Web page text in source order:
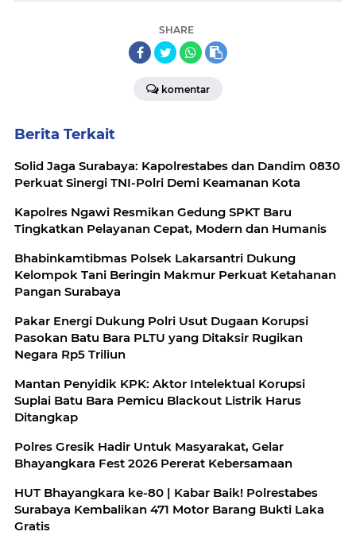
SHARE
komentar
Berita Terkait
Solid Jaga Surabaya: Kapolrestabes dan Dandim 0830
Perkuat Sinergi TNI-Polri Demi Keamanan Kota
Kapolres Ngawi Resmikan Gedung SPKT Baru
Tingkatkan Pelayanan Cepat, Modern dan Humanis
Bhabinkamtibmas Polsek Lakarsantri Dukung
Kelompok Tani Beringin Makmur Perkuat Ketahanan
Pangan Surabaya
Pakar Energi Dukung Polri Usut Dugaan Korupsi
Pasokan Batu Bara PLTU yang Ditaksir Rugikan
Negara Rp5 Triliun
Mantan Penyidik KPK: Aktor Intelektual Korupsi
Suplai Batu Bara Pemicu Blackout Listrik Harus
Ditangkap
Polres Gresik Hadir Untuk Masyarakat, Gelar
Bhayangkara Fest 2026 Pererat Kebersamaan
HUT Bhayangkara ke-80 | Kabar Baik! Polrestabes
Surabaya Kembalikan 471 Motor Barang Bukti Laka
Gratis